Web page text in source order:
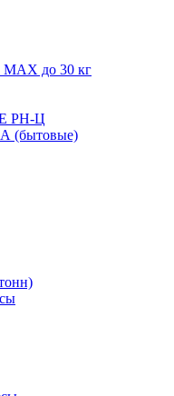
MAX до 30 кг
РН-Ц
(бытовые)